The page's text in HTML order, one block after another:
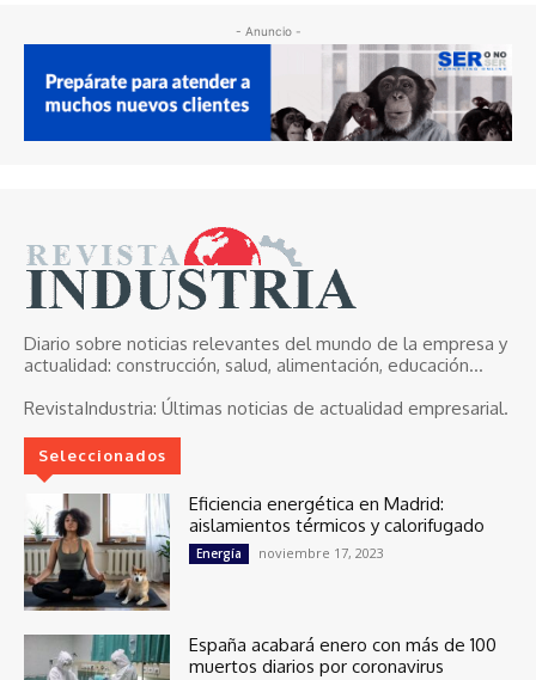
- Anuncio -
Diario sobre noticias relevantes del mundo de la empresa y
actualidad: construcción, salud, alimentación, educación...
RevistaIndustria: Últimas noticias de actualidad empresarial.
Seleccionados
Eficiencia energética en Madrid:
aislamientos térmicos y calorifugado
Energía noviembre 17, 2023
España acabará enero con más de 100
muertos diarios por coronavirus